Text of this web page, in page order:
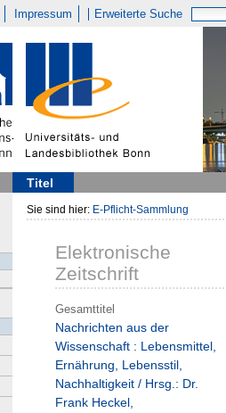
Impressum Erweiterte Suche
Titel
Sie sind hier: E-Pflicht-Sammlung
Elektronische
Zeitschrift
Gesamttitel
Nachrichten aus der
Wissenschaft : Lebensmittel,
Ernährung, Lebensstil,
Nachhaltigkeit / Hrsg.: Dr.
Frank Heckel,